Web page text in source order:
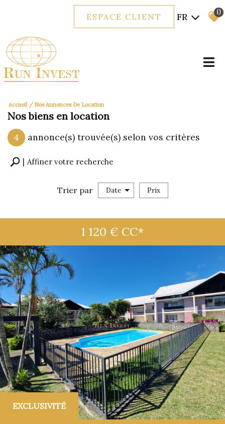
ESPACE CLIENT FR 0
Accueil Nos Annonces De Location
Nos biens en location
4 annonce(s) trouvée(s) selon vos critères
Affiner votre recherche
Budget
5KM 10KM 25KM
Critères supplémentaires
Parking Terrasse
RECHERCHER
+ de critères
Trier par Date Prix
EXCLUSIVITÉ
1 120 € CC*